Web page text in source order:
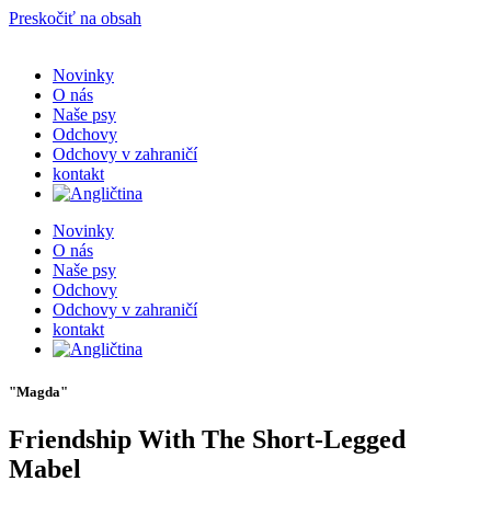
Preskočiť na obsah
Novinky
O nás
Naše psy
Odchovy
Odchovy v zahraničí
kontakt
Novinky
O nás
Naše psy
Odchovy
Odchovy v zahraničí
kontakt
"Magda"
Friendship With The Short-Legged
Mabel